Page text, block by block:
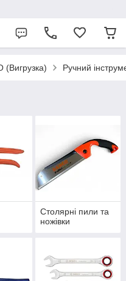
(Вигрузка) Ручний
Столярні пили та
ножівки